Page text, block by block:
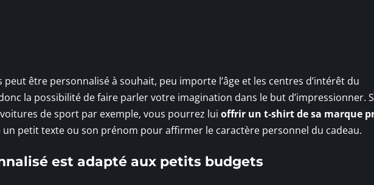
peut être personnalisé à souhait, peu importe l’âge et les centres d’intérêt du
la possibilité de faire parler votre imagination dans le but d’impressionner.
de sport par exemple, vous pourrez lui offrir un t-shirt de sa marque
un petit texte ou son prénom pour affirmer le caractère personnel du cadeau.
est adapté aux petits budgets